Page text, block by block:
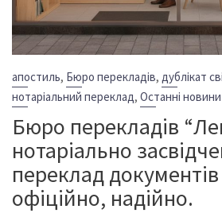
апостиль, Бюро перекладів, дублікат
нотаріальний переклад,Останні новини
Бюро перекладів
нотаріально
переклад
офіційно, надійно.